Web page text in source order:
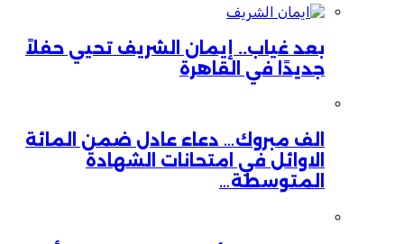
بعد غياب.. إيمان الشريف تحيي حفلاً
جديدًا في القاهرة
الف مبروك… دعاء عادل ضمن المائة
الاوائل في امتحانات الشهادة
المتوسطة…